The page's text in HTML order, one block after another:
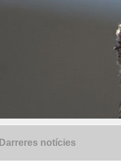
Darreres notícies